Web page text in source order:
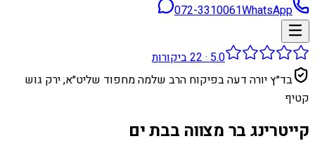
072-3310061WhatsApp
5.0
·
22ביקורות
בד״ץ יורה דעה בפיקוח הרב שלמה מחפוד שליט״א, ירק גוש
קטיף
קייטרינג בר מצווה בבת ים